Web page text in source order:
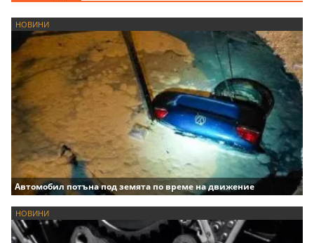
НОВИНИ
Автомобил потъна под земята по време на движение
НОВИНИ